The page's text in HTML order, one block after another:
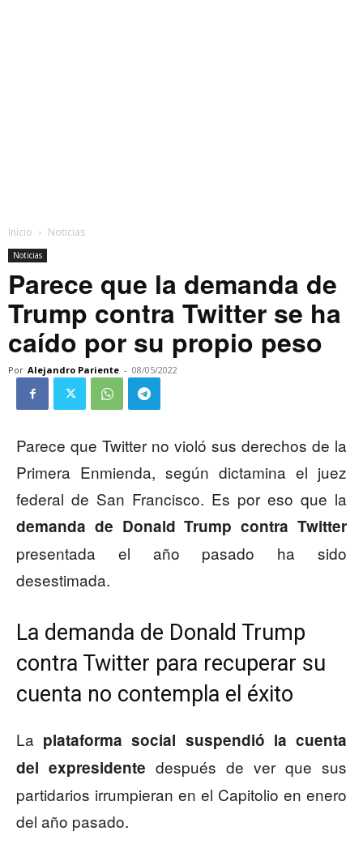
Inicio Noticias
Noticias
Parece que la demanda de
Trump contra Twitter se ha
caído por su propio peso
Por Alejandro Pariente - 08/05/2022
Parece que Twitter no violó sus derechos de la
Primera Enmienda, según dictamina el juez
federal de San Francisco. Es por eso que la
demanda de Donald Trump contra Twitter
presentada el año pasado ha sido
desestimada.
La demanda de Donald Trump
contra Twitter para recuperar su
cuenta no contempla el éxito
La plataforma social suspendió la cuenta
del expresidente después de ver que sus
partidarios irrumpieran en el Capitolio en enero
del año pasado.